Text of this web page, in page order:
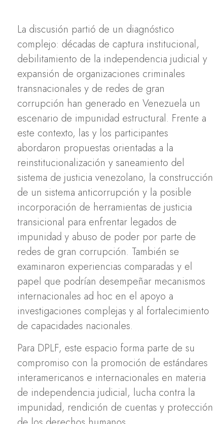
La discusión partió de un diagnóstico
complejo: décadas de captura institucional,
debilitamiento de la independencia judicial y
expansión de organizaciones criminales
transnacionales y de redes de gran
corrupción han generado en Venezuela un
escenario de impunidad estructural. Frente a
este contexto, las y los participantes
abordaron propuestas orientadas a la
reinstitucionalización y saneamiento del
sistema de justicia venezolano, la construcción
de un sistema anticorrupción y la posible
incorporación de herramientas de justicia
transicional para enfrentar legados de
impunidad y abuso de poder por parte de
redes de gran corrupción. También se
examinaron experiencias comparadas y el
papel que podrían desempeñar mecanismos
internacionales ad hoc en el apoyo a
investigaciones complejas y al fortalecimiento
de capacidades nacionales.
Para DPLF, este espacio forma parte de su
compromiso con la promoción de estándares
interamericanos e internacionales en materia
de independencia judicial, lucha contra la
impunidad, rendición de cuentas y protección